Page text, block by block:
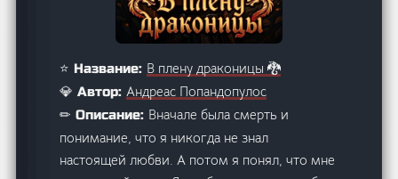
⭐ Название: В плену драконицы 🐉
💎 Автор:Андреас Попандопулос
✏ Описание: Вначале была смерть и
понимание, что я никогда не знал
настоящей любви. А потом я понял, что мне